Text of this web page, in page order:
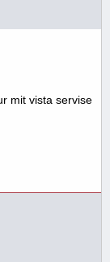
mit vista servise